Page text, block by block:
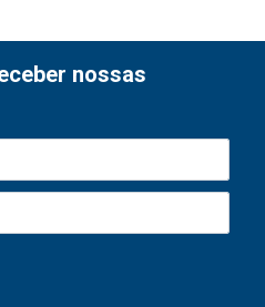
nossas